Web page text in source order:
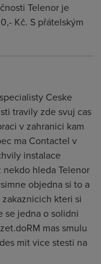
Telenor je
Kč. S přátelským
Ceske
travily zde svuj cas
v zahranici kam
ma Contactel v
instalace
hleda Telenor
objedna si to a
kteri si
se jedna o solidni
mas smulu
mit vice stesti na